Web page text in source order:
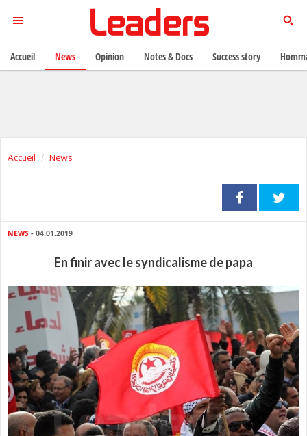
Accueil News
NEWS - 04.01.2019
En finir avec le syndicalisme de papa
Accueil News Opinion Notes & Docs Success story